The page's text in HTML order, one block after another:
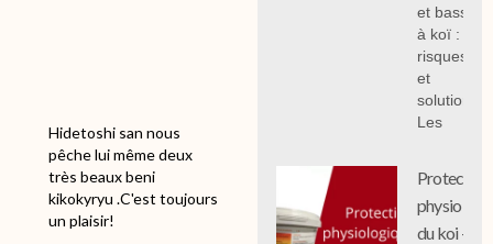
Hidetoshi san nous
pêche lui même deux
très beaux beni
kikokyryu .C'est toujours
un plaisir!
et bassin
à koï :
risques
et
solutions;
Les
Protection
du koi -